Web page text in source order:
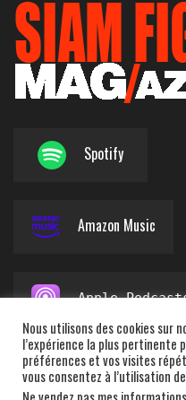
Spotify
Amazon Music
Apple
Deezer
Nous utilisons des cookies sur
l’expérience la plus pertinente
préférences et vos visites
vous consentez à l’utilisation